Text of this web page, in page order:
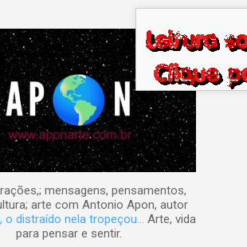
mensagens, pensamentos,
arte com Antonio Apon, autor
o distraído nela tropeçou... Arte, vida
para pensar e sentir.